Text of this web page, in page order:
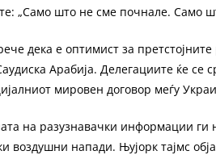
„Само што не сме почнале. Само
дека е оптимист за
Арабија. Делегациите ќе се
мировен договор меѓу
на разузнавачки информации
воздушни напади. Њујорк тајмс